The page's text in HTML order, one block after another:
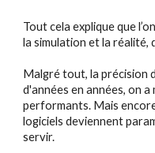
Tout cela explique que
la simulation et la réalité,
Malgré tout, la précision
d'années en années, on
performants. Mais
logiciels deviennent
servir.